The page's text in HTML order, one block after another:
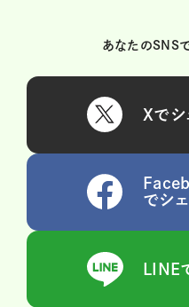
あなたのSNS
Xでシ
でシ
LINE